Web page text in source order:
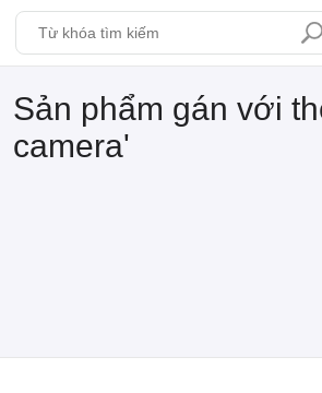
Sản phẩm gán với
camera'